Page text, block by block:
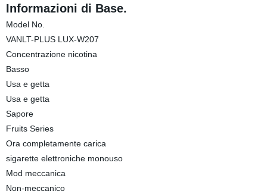
Informazioni di Base.
Model No.
VANLT-PLUS LUX-W207
Concentrazione nicotina
Basso
Usa e getta
Usa e getta
Sapore
Fruits Series
Ora completamente carica
sigarette elettroniche monouso
Mod meccanica
Non-meccanico